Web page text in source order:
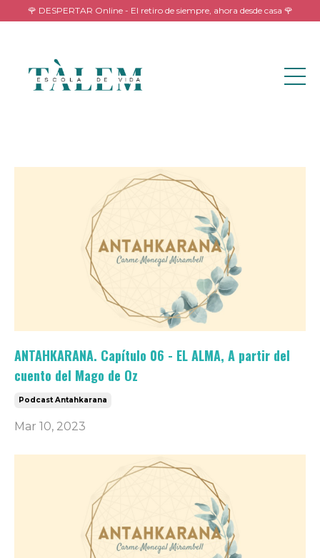
🌹 DESPERTAR Online - El retiro de siempre, ahora desde casa 🌹
ANTAHKARANA. Capítulo 06 - EL ALMA, A partir del
cuento del Mago de Oz
Podcast Antahkarana
Mar 10, 2023